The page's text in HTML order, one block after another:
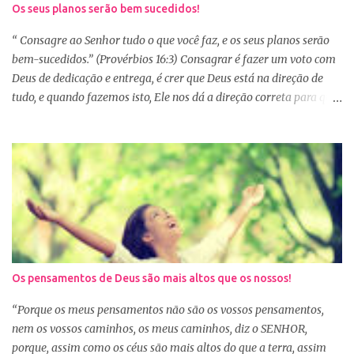
vários capítulos por dia, muitas até conseguem iniciar no dia
primeiro de janeiro, mas como não estão acostumas com a leitura
e também com a dificuldade de entendi...
Os seus planos serão bem sucedidos!
“ Consagre ao Senhor tudo o que você faz, e os seus planos serão
bem-sucedidos.” (Provérbios 16:3) Consagrar é fazer um voto com
Deus de dedicação e entrega, é crer que Deus está na direção de
tudo, e quando fazemos isto, Ele nos dá a direção correta para que
agirmos dessa forma seremos bem-sucedidas. E o que é ser bem-
sucedido? Para o mundo é aquele que alcança o sucesso com o
trabalho de suas próprias mãos, glorificando a si mesmo. Porém
para aquele que consagra tudo a Deus, o conceito é outro. Quando
consagramos nossa vida e nossos planos a Deus, ficamos
aguardando a Sua resposta que muitas vezes não é bem o que o
nosso coração desejava, mas é o desejo do coração de Deus. E
sabemos que Deus é perfeito e tem o melhor para nós. Consagrar
tudo a Deus e fazer a Sua vontade, é a garantia de que tudo dará
certo. Logo pela manhã, consagre s...
Os pensamentos de Deus são mais altos que os nossos!
“Porque os meus pensamentos não são os vossos pensamentos,
nem os vossos caminhos, os meus caminhos, diz o SENHOR,
porque, assim como os céus são mais altos do que a terra, assim